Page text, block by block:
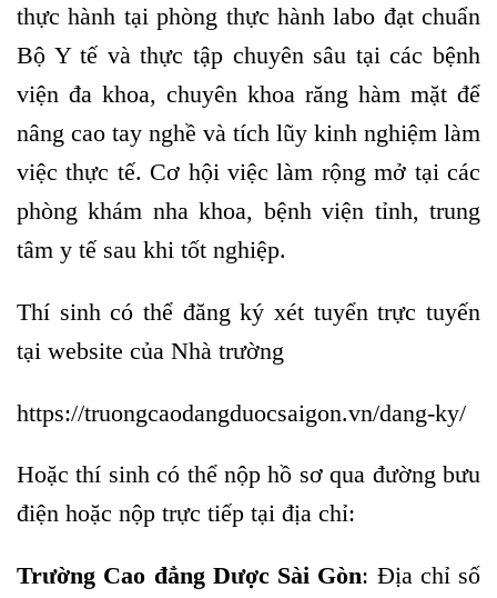
thực hành tại phòng thực hành labo đạt chuẩn
Bộ Y tế và thực tập chuyên sâu tại các bệnh
viện đa khoa, chuyên khoa răng hàm mặt để
nâng cao tay nghề và tích lũy kinh nghiệm làm
việc thực tế. Cơ hội việc làm rộng mở tại các
phòng khám nha khoa, bệnh viện tỉnh, trung
tâm y tế sau khi tốt nghiệp.
Thí sinh có thể đăng ký xét tuyển trực tuyến
tại website của Nhà trường
https://truongcaodangduocsaigon.vn/dang-ky/
Hoặc thí sinh có thể nộp hồ sơ qua đường bưu
điện hoặc nộp trực tiếp tại địa chỉ:
Trường Cao đẳng Dược Sài Gòn: Địa chỉ số